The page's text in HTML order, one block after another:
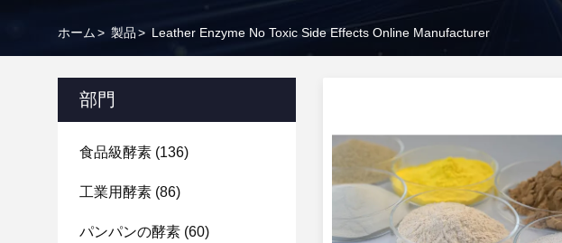
ホーム> 製品> Leather Enzyme No Toxic Side Effects Online Manufacturer
部門
食品級酵素 (136)
工業用酵素 (86)
パンパンの酵素 (60)